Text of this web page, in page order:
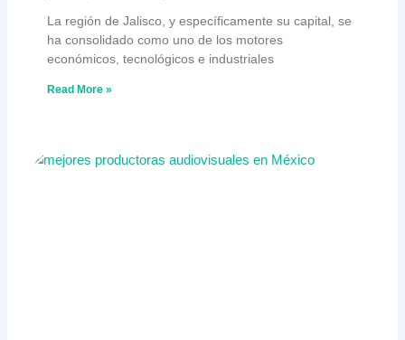
La región de Jalisco, y específicamente su capital, se
ha consolidado como uno de los motores
económicos, tecnológicos e industriales
Read More »